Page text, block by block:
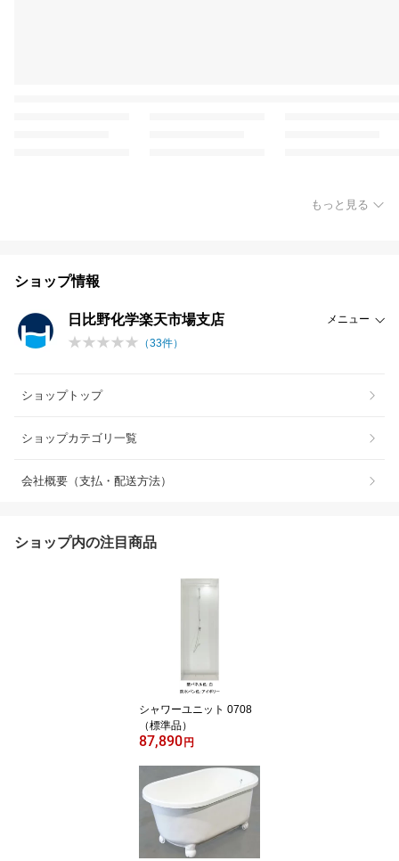
もっと見る
ショップ情報
日比野化学楽天市場支店
メニュー
（33件）
ショップトップ
ショップカテゴリ一覧
会社概要（支払・配送方法）
ショップ内の注目商品
シャワーユニット 0708
（標準品）
87,890 円